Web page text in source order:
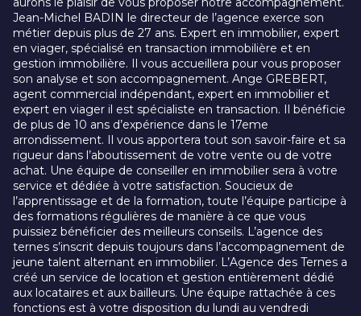
Jean-Michel BADIN le directeur de l’agence exerce son
métier depuis plus de 27 ans. Expert en immobilier, expert
en viager, spécialisé en transaction immobilière et en
gestion immobilière. Il vous accueillera pour vous proposer
son analyse et son accompagnement. Ange GREBERT,
agent commercial indépendant, expert en immobilier et
expert en viager il est spécialiste en transaction. Il bénéficie
de plus de 10 ans d’expérience dans le 17eme
arrondissement. Il vous apportera tout son savoir-faire et sa
rigueur dans l’aboutissement de votre vente ou de votre
achat. Une équipe de conseiller en immobilier sera à votre
service et dédiée à votre satisfaction. Soucieux de
l’apprentissage et de la formation, toute l’équipe participe à
des formations régulières de manière à ce que vous
puissiez bénéficier des meilleurs conseils. L’agence des
ternes s’inscrit depuis toujours dans l’accompagnement de
jeune talent alternant en immobilier. L’Agence des Ternes a
créé un service de location et gestion entièrement dédié
aux locataires et aux bailleurs. Une équipe rattachée à ces
fonctions est à votre disposition du lundi au vendredi